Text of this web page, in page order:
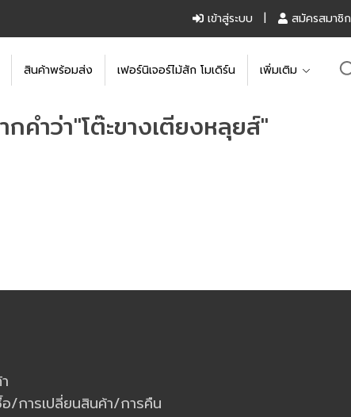
เข้าสู่ระบบ สมัครสมาชิก
สินค้าพร้อมส่ง เฟอร์นิเจอร์ไม้สัก โมเดิร์น เพิ่มเติม
คำว่า"โต๊ะขางเตียงหลุยส์"
/การเปลี่ยนสินค้า/การคืน